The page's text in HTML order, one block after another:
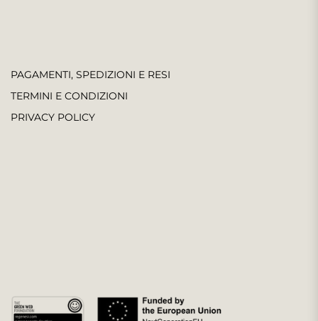
PAGAMENTI, SPEDIZIONI E RESI
TERMINI E CONDIZIONI
PRIVACY POLICY